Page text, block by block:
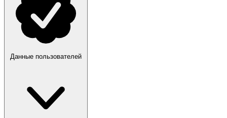
Данные пользователей